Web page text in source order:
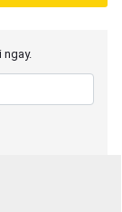
ngay.